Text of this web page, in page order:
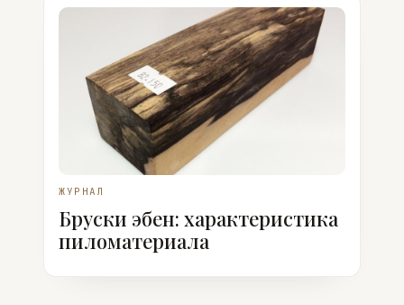
ЖУРНАЛ
Бруски эбен: характеристика
пиломатериала